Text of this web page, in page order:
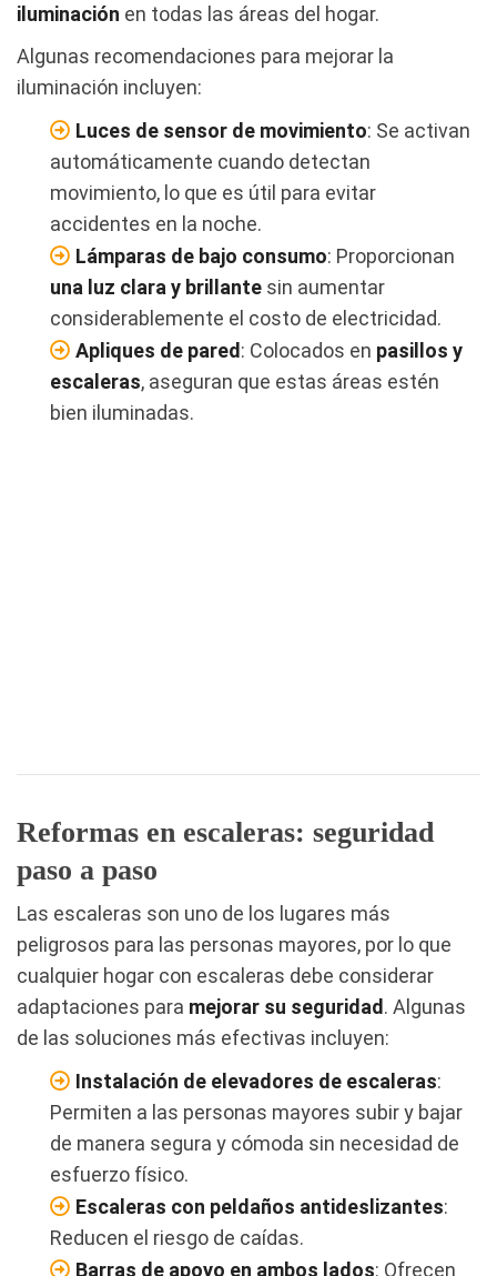
iluminación en todas las áreas del hogar.
Algunas recomendaciones para mejorar la
iluminación incluyen:
Luces de sensor de movimiento: Se activan
automáticamente cuando detectan
movimiento, lo que es útil para evitar
accidentes en la noche.
Lámparas de bajo consumo: Proporcionan
una luz clara y brillante sin aumentar
considerablemente el costo de electricidad.
Apliques de pared: Colocados en pasillos y
escaleras, aseguran que estas áreas estén
bien iluminadas.
Reformas en escaleras: seguridad
paso a paso
Las escaleras son uno de los lugares más
peligrosos para las personas mayores, por lo que
cualquier hogar con escaleras debe considerar
adaptaciones para mejorar su seguridad. Algunas
de las soluciones más efectivas incluyen:
Instalación de elevadores de escaleras:
Permiten a las personas mayores subir y bajar
de manera segura y cómoda sin necesidad de
esfuerzo físico.
Escaleras con peldaños antideslizantes:
Reducen el riesgo de caídas.
Barras de apoyo en ambos lados: Ofrecen